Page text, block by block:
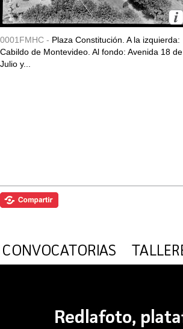
0001FMHC - Plaza Constitución. A la izquierda:
Cabildo de Montevideo. Al fondo: Avenida 18 de
Julio y...